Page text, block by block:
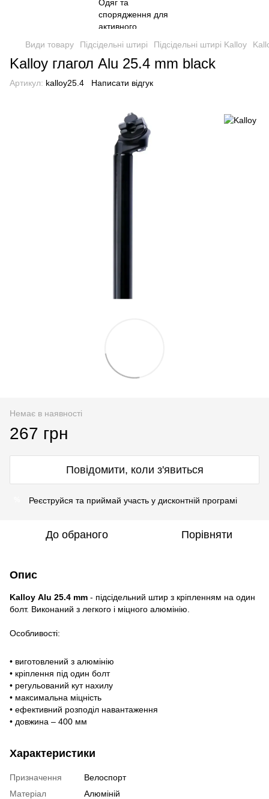
Види товару Підсідельні штирі Підсідельні штирі Kalloy
Kalloy глагол Alu 25.4 mm black
Артикул: kalloy25.4 Написати відгук
Немає в наявності
267 грн
Повідомити, коли з'явиться
Реєструйся та приймай участь у дисконтній програмі
До обраного Порівняти
Опис
Kalloy Alu 25.4 mm - підсідельний штир з кріпленням на один
болт. Виконаний з легкого і міцного алюмінію.
Особливості:
• виготовлений з алюмінію
• кріплення під один болт
• регульований кут нахилу
• максимальна міцність
• ефективний розподіл навантаження
• довжина – 400 мм
Характеристики
Призначення
Велоспорт
Матеріал
Алюміній